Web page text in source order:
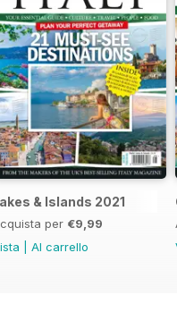
2022
& Islands 2021
per €9,99
Al carrello